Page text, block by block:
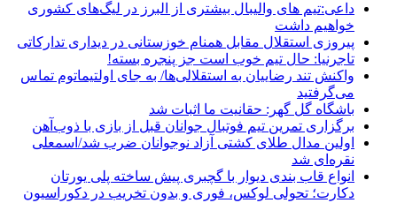
داعی:تیم های والیبال بیشتری از البرز در لیگ‌های کشوری
خواهیم داشت
پیروزی استقلال مقابل همنام خوزستانی در دیداری تدارکاتی
تاجرنیا: حال تیم خوب است جز پنجره بسته!
واکنش تند رضاییان به استقلالی‌ها/ به جای اولتیماتوم تماس
می‌گرفتید
باشگاه گل گهر: حقانیت ما اثبات شد
برگزاری تمرین تیم فوتبال جوانان قبل از بازی با ذوب‌آهن
اولین مدال طلای کشتی آزاد نوجوانان ضرب شد/اسمعلی
نقره‌ای شد
انواع قاب بندی دیوار با گچبری پیش ساخته پلی یورتان
دکارت؛ تحولی لوکس، فوری و بدون تخریب در دکوراسیون